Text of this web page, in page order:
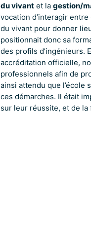
du vivantet la gestion/
vocation d’interagir
du vivant pour donner
positionnait donc sa
des profils d’ingénieurs.
accréditation officielle,
professionnels afin de
ainsi attendu que l’école
ces démarches. Il était
sur leur réussite, et de